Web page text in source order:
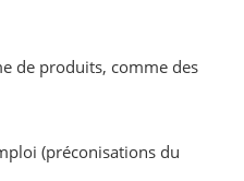
de produits, comme des
(préconisations du